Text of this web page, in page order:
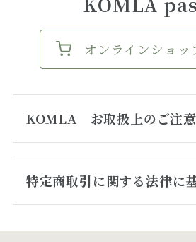
オンラインショッ
KOMLA お取扱上のご注意
特定商取引に関する法律に